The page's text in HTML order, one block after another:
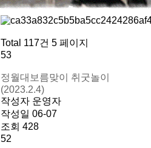
Total 117건 5 페이지
53
정월대보름맞이 취굿놀이
(2023.2.4)
작성자 운영자
작성일 06-07
조회 428
52